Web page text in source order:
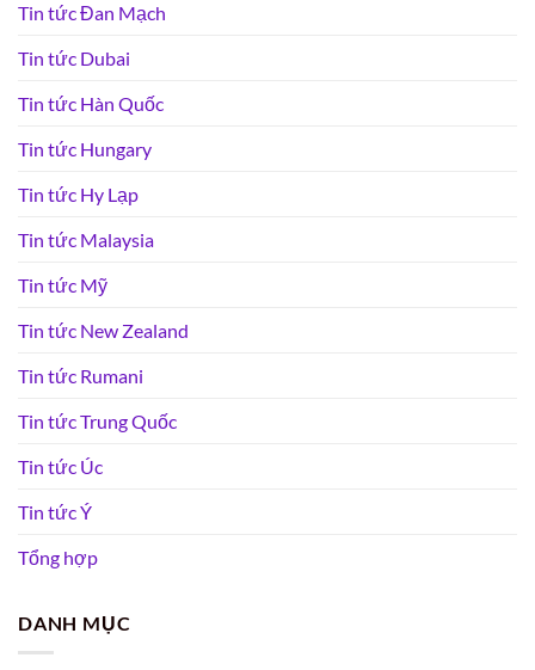
Tin tức Đan Mạch
Tin tức Dubai
Tin tức Hàn Quốc
Tin tức Hungary
Tin tức Hy Lạp
Tin tức Malaysia
Tin tức Mỹ
Tin tức New Zealand
Tin tức Rumani
Tin tức Trung Quốc
Tin tức Úc
Tin tức Ý
Tổng hợp
DANH MỤC